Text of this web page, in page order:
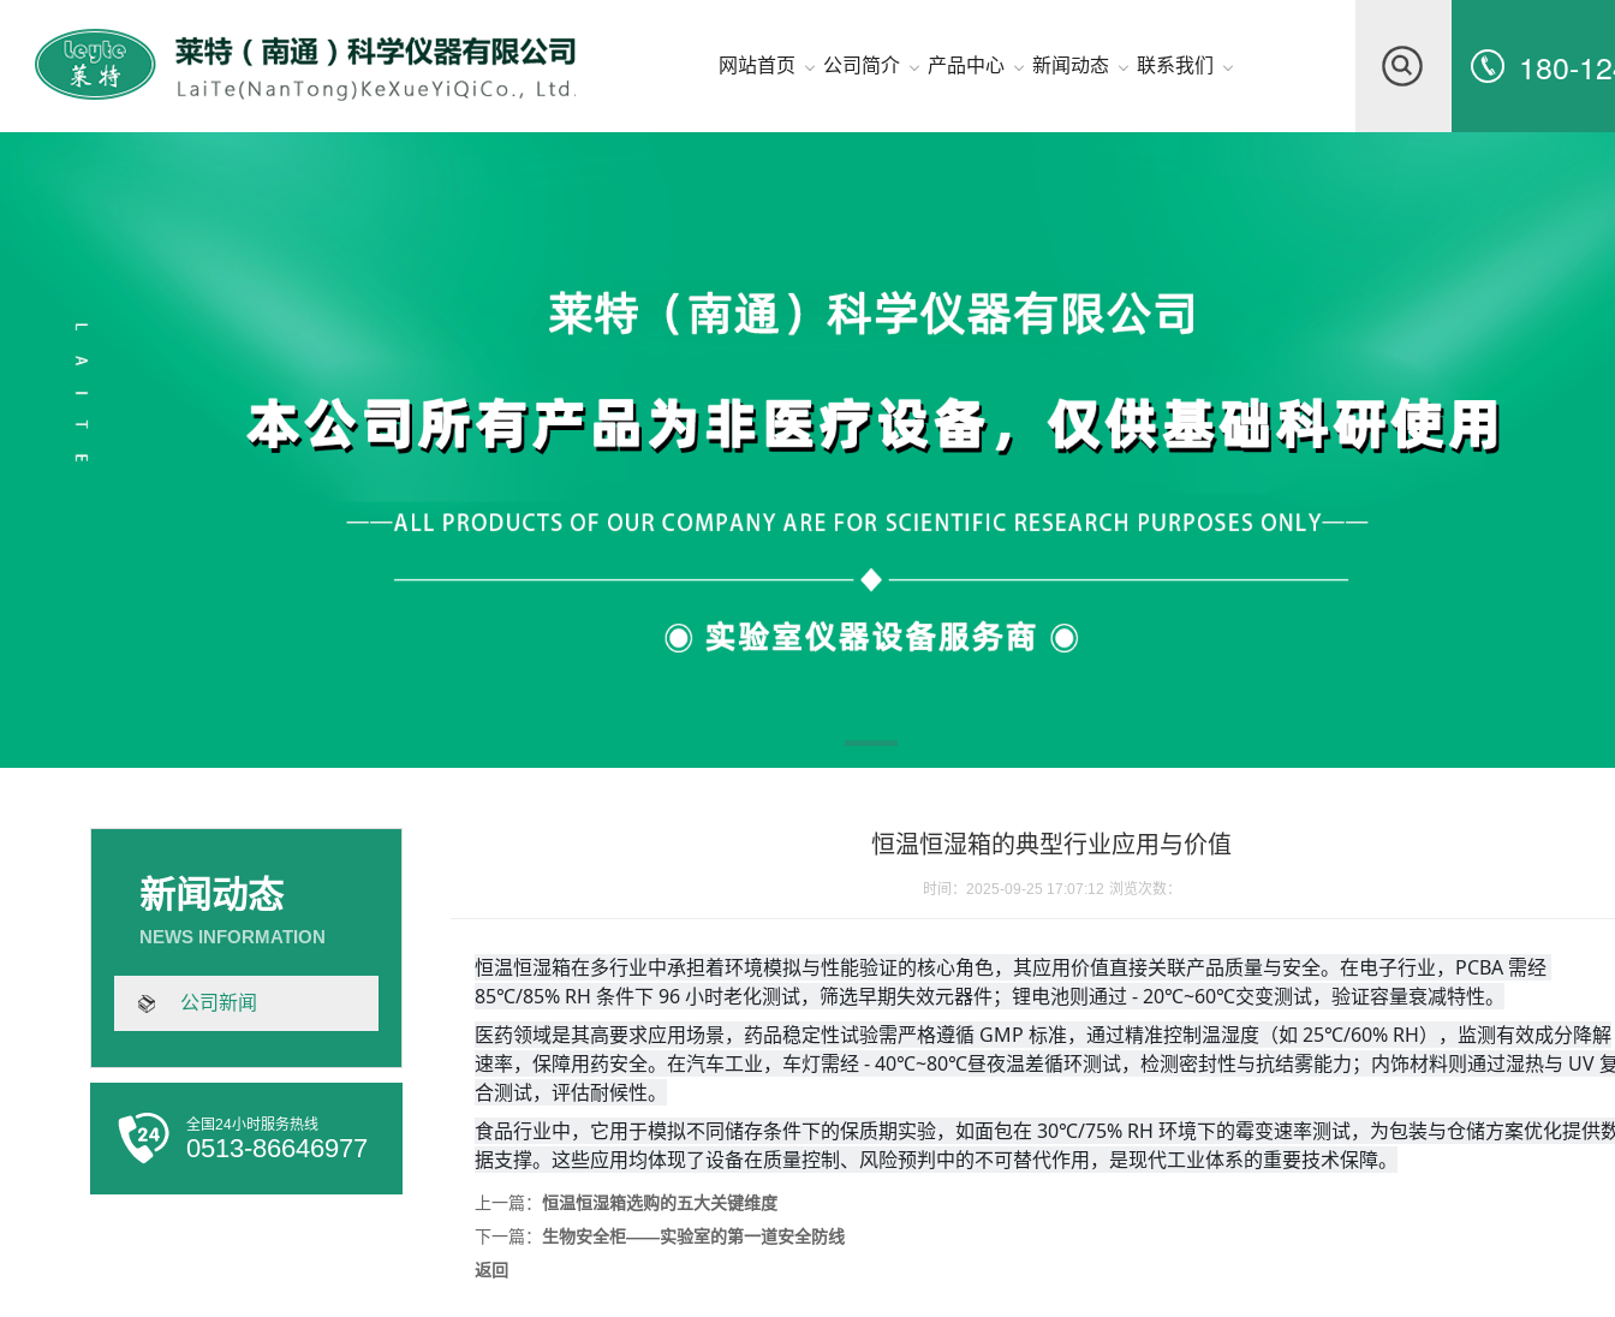
网站首页 公司简介 产品中心 新闻动态 联系我们 180-
新闻动态
公司新闻
全国24小时服务热线
0513-86646977
恒温恒湿箱的典型行业应用与价值
时间：2025-09-25 17:07:12 浏览次数：
恒温恒湿箱在多行业中承担着环境模拟与性能验证的核心角色，其应用价值直接关联产品质量与安全。在电子行业，PCBA 需经
85℃/85% RH 条件下 96 小时老化测试，筛选早期失效元器件；锂电池则通过 - 20℃~60℃交变测试，验证容量衰减特性。
医药领域是其高要求应用场景，药品稳定性试验需严格遵循 GMP 标准，通过精准控制温湿度（如 25℃/60% RH），监测有效成分降解
速率，保障用药安全。在汽车工业，车灯需经 - 40℃~80℃昼夜温差循环测试，检测密封性与抗结雾能力；内饰材料则通过湿热与 UV
合测试，评估耐候性。
食品行业中，它用于模拟不同储存条件下的保质期实验，如面包在 30℃/75% RH 环境下的霉变速率测试，为包装与仓储方案优化提供
据支撑。这些应用均体现了设备在质量控制、风险预判中的不可替代作用，是现代工业体系的重要技术保障。
上一篇： 恒温恒湿箱选购的五大关键维度
下一篇： 生物安全柜——实验室的第一道安全防线
返回